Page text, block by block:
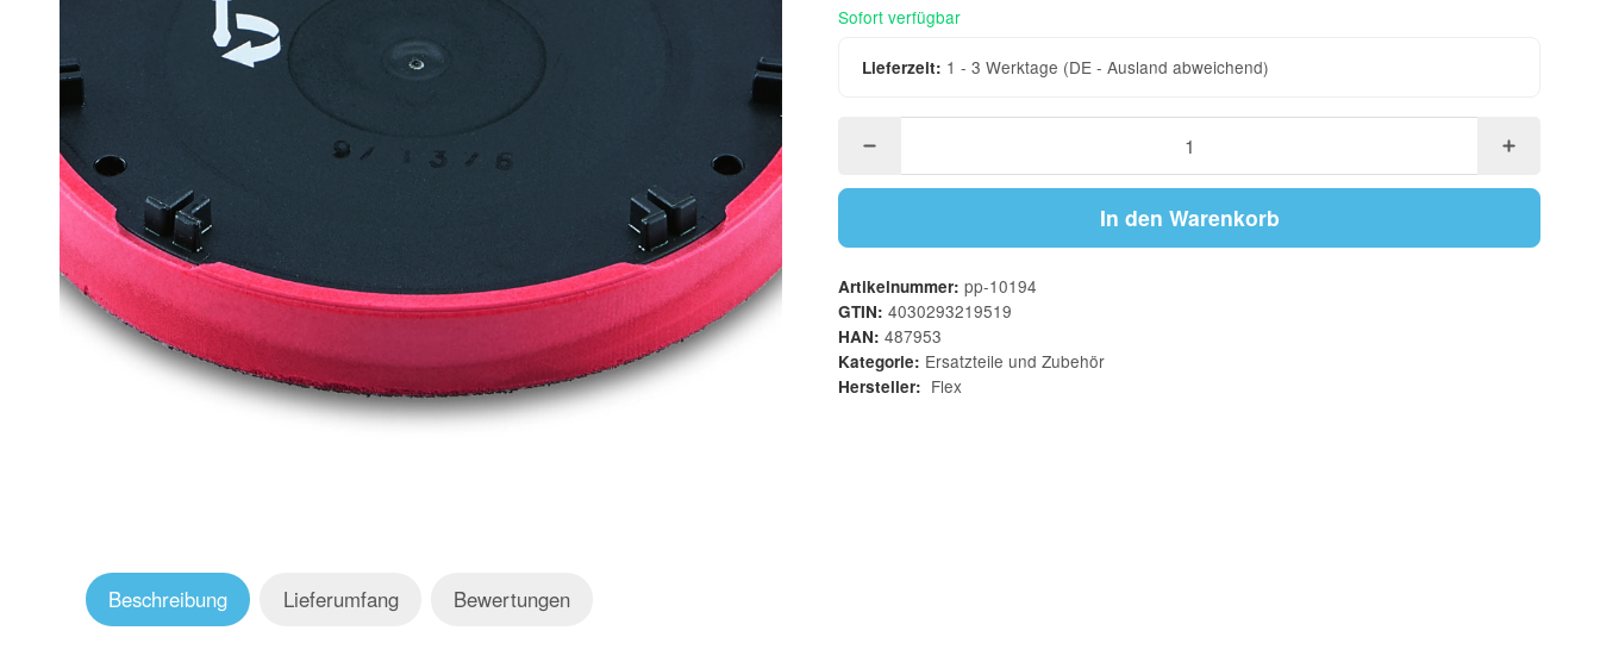
Sofort verfügbar
Lieferzeit: 1 - 3 Werktage (DE - Ausland abweichend)
In den Warenkorb
Artikelnummer: pp-10194
GTIN: 4030293219519
HAN: 487953
Kategorie: Ersatzteile und Zubehör
Hersteller: Flex
Beschreibung Lieferumfang Bewertungen